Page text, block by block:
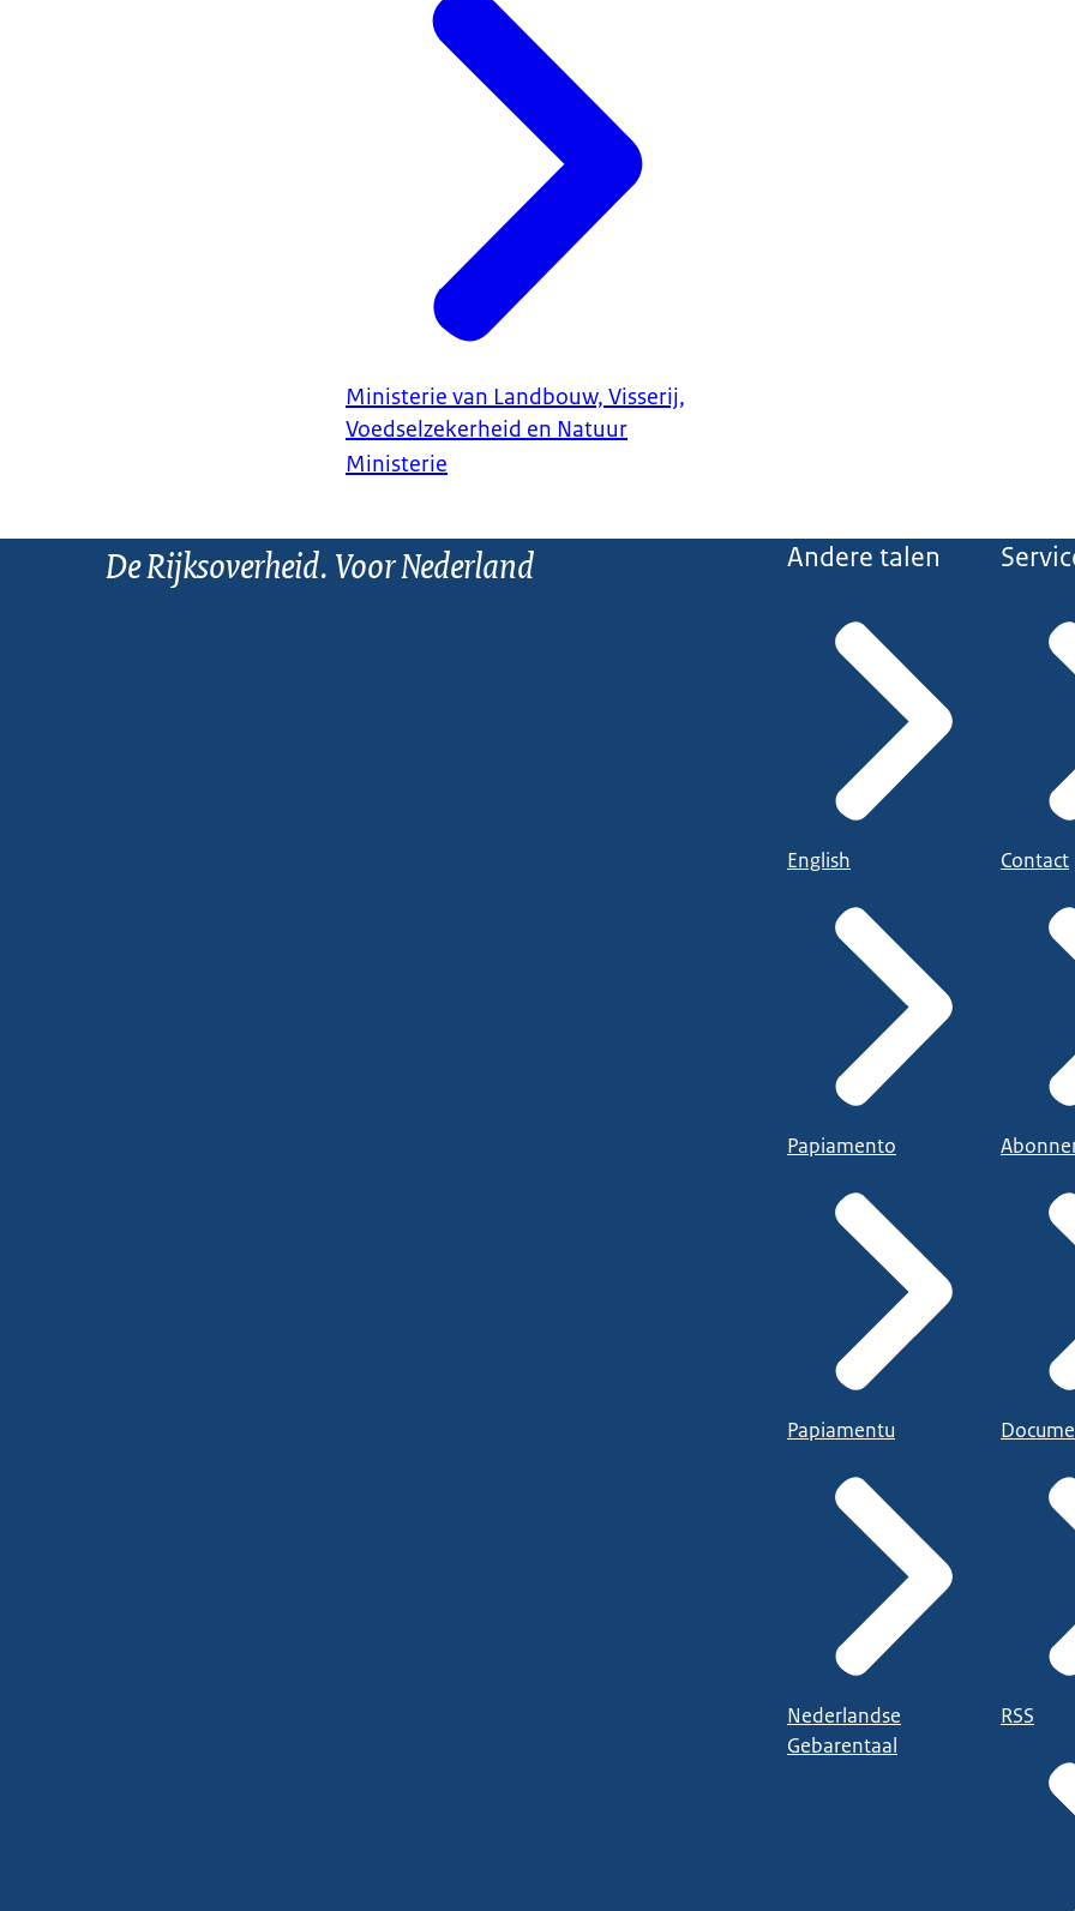
Ministerie van Landbouw, Visserij,
Voedselzekerheid en Natuur
Ministerie
De Rijksoverheid. Voor Nederland Andere talen
English
Papiamento
Papiamentu
Nederlandse
Gebarentaal
Contact
RSS